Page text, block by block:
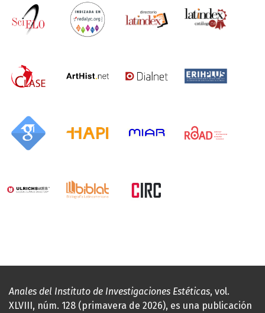
Anales del Instituto de Investigaciones Estéticas, vol.
XLVIII, núm. 128 (primavera de 2026), es una publicación